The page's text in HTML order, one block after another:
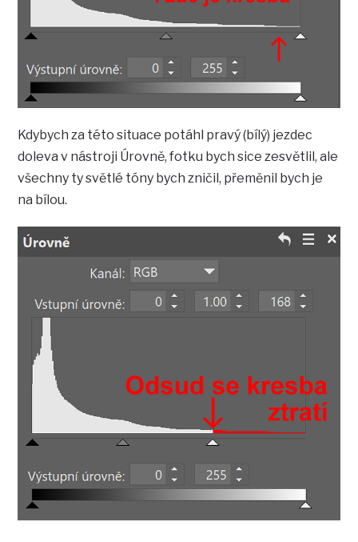
Kdybych za této situace potáhl pravý (bílý) jezdec
doleva v nástroji Úrovně, fotku bych sice zesvětlil, ale
všechny ty světlé tóny bych zničil, přeměnil bych je
na bílou.